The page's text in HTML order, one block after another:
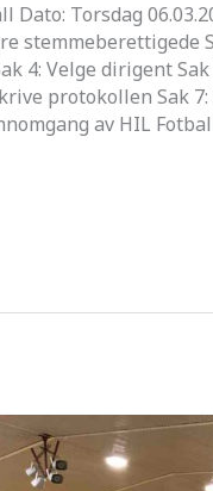
Dato: Torsdag
stemmeberettigede
4: Velge dirigent
protokollen Sak
av HIL